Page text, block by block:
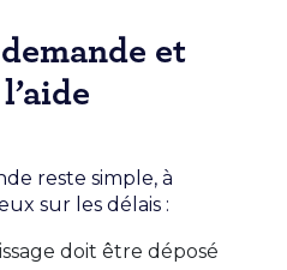
et
reste simple, à
sur les délais :
doit être déposé